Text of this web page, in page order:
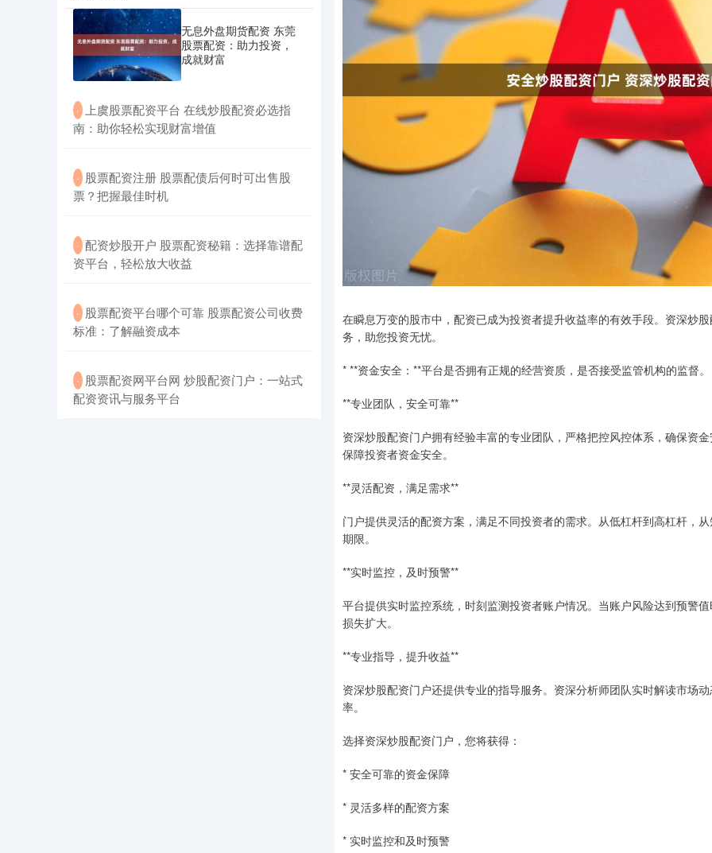
在瞬息万变的股市中，配资已成为投资者提升收益率的有效手段。资深炒
务，助您投资无忧。
* **资金安全：**平台是否拥有正规的经营资质，是否接受监管机构的监督。
**专业团队，安全可靠**
资深炒股配资门户拥有经验丰富的专业团队，严格把控风控体系，确保资
保障投资者资金安全。
**灵活配资，满足需求**
门户提供灵活的配资方案，满足不同投资者的需求。从低杠杆到高杠杆，
期限。
**实时监控，及时预警**
平台提供实时监控系统，时刻监测投资者账户情况。当账户风险达到预警
损失扩大。
**专业指导，提升收益**
资深炒股配资门户还提供专业的指导服务。资深分析师团队实时解读市场
率。
选择资深炒股配资门户，您将获得：
* 安全可靠的资金保障
* 灵活多样的配资方案
* 实时监控和及时预警
无息外盘期货配资 东莞
股票配资：助力投资，
成就财富
·
​上虞股票配资平台 在线炒股配资必选指
南：助你轻松实现财富增值
· ​股票配资注册 股票配债后何时可出售股
票？把握最佳时机
· ​配资炒股开户 股票配资秘籍：选择靠谱配
资平台，轻松放大收益
· ​股票配资平台哪个可靠 股票配资公司收费
标准：了解融资成本
· ​股票配资网平台网 炒股配资门户：一站式
配资资讯与服务平台